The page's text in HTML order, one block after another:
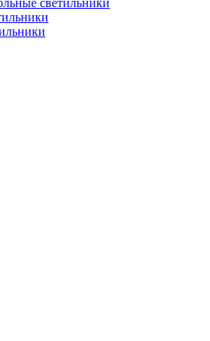
светильники